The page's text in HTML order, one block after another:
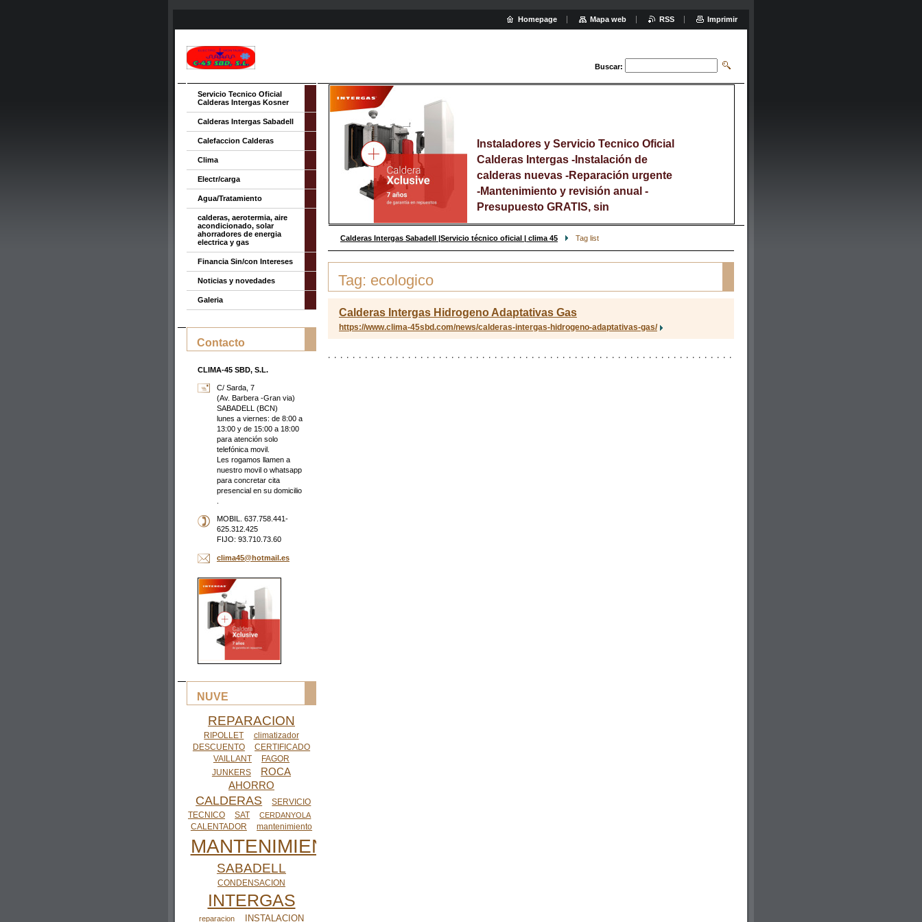
Buscar:
Instaladores y Servicio Tecnico Oficial
Calderas Intergas -Instalación de
calderas nuevas -Reparación urgente
-Mantenimiento y revisión anual -
Presupuesto GRATIS, sin
compromiso Llamar : 637 758 441 -
625 312 425
Calderas Intergas Sabadell |Servicio técnico oficial | clima 45 Tag list
Tag: ecologico
Calderas Intergas Hidrogeno Adaptativas Gas
https://www.clima-45sbd.com/news/calderas-intergas-hidrogeno-adaptativas-gas/
Servicio Tecnico Oficial
Calderas Intergas Kosner
Calderas Intergas Sabadell
Calefaccion Calderas
Clima
Electr/carga
Agua/Tratamiento
calderas, aerotermia, aire
acondicionado, solar
ahorradores de energia
electrica y gas
Financia Sin/con Intereses
Noticias y novedades
Galeria
Contacto
CLIMA-45 SBD, S.L.
C/ Sarda, 7
(Av. Barbera -Gran via)
SABADELL (BCN)
lunes a viernes: de 8:00 a
13:00 y de 15:00 a 18:00
para atención solo
telefónica movil.
Les rogamos llamen a
nuestro movil o whatsapp
para concretar cita
presencial en su domicilio
MOBIL. 637.758.441-
625.312.425
FIJO: 93.710.73.60
clima45@hotmail.es
NUVE
REPARACION
RIPOLLET
climatizador
DESCUENTO
CERTIFICADO
VAILLANT
FAGOR
JUNKERS
ROCA
AHORRO
CALDERAS
SERVICIO
TECNICO
SAT CERDANYOLA
CALENTADOR mantenimiento
MANTENIMIENTO
SABADELL
CONDENSACION
INTERGAS
reparacion INSTALACION
Homepage Mapa web RSS Imprimir